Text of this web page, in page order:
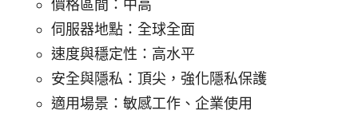
價格區間：中高
伺服器地點：全球全面
速度與穩定性：高水平
安全與隱私：頂尖，強化隱私保護
適用場景：敏感工作、企業使用